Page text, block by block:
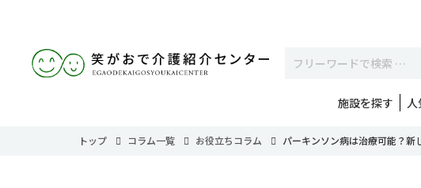
施設を探す
トップ コラム一覧 お役立ちコラム パーキンソン病は治療可能？新